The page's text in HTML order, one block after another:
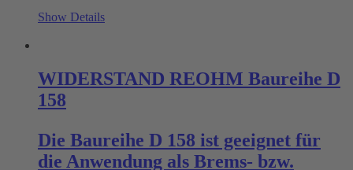
Show Details
WIDERSTAND REOHM Baureihe D
158
Die Baureihe D 158 ist geeignet für
die Anwendung als Brems- bzw.